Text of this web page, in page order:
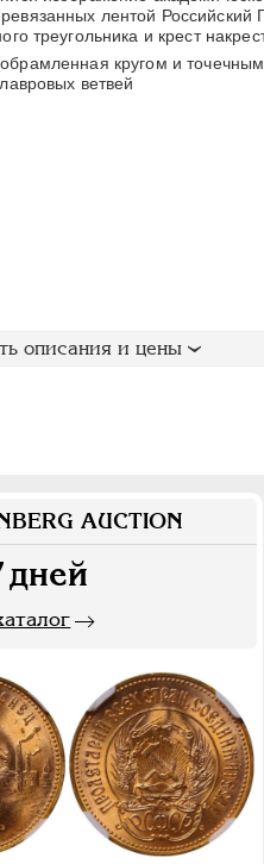
лентой Российский
треугольника и крест
кругом и
лавровых ветвей
описания и цены
AUCTION
дней